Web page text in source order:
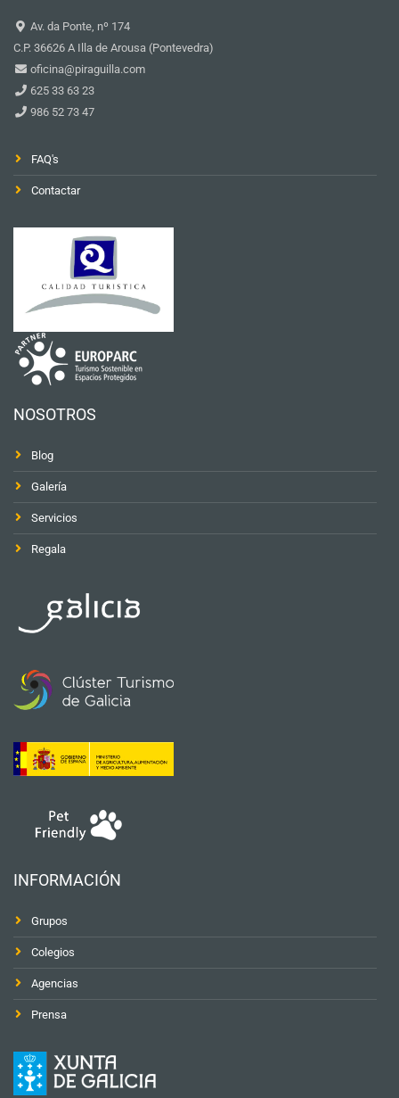
Av. da Ponte, nº 174
C.P. 36626 A Illa de Arousa (Pontevedra)
oficina@piraguilla.com
625 33 63 23
986 52 73 47
FAQ's
Contactar
NOSOTROS
Blog
Galería
Servicios
Regala
INFORMACIÓN
Grupos
Colegios
Agencias
Prensa